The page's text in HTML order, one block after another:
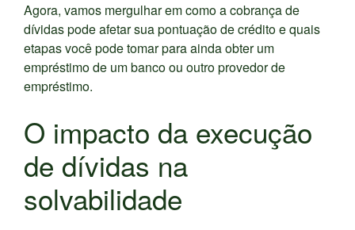
Agora, vamos mergulhar em como a cobrança de
dívidas pode afetar sua pontuação de crédito e quais
etapas você pode tomar para ainda obter um
empréstimo de um banco ou outro provedor de
empréstimo.
O impacto da execução
de dívidas na
solvabilidade